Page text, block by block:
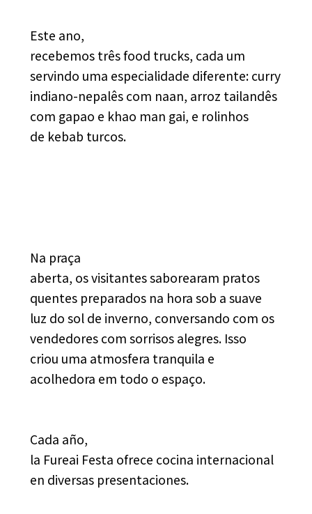
Este ano,
recebemos três food trucks, cada um
servindo uma especialidade diferente: curry
indiano-nepalês com naan, arroz tailandês
com gapao e khao man gai, e rolinhos
de kebab turcos.
Na praça
aberta, os visitantes saborearam pratos
quentes preparados na hora sob a suave
luz do sol de inverno, conversando com os
vendedores com sorrisos alegres. Isso
criou uma atmosfera tranquila e
acolhedora em todo o espaço.
Cada año,
la Fureai Festa ofrece cocina internacional
en diversas presentaciones.